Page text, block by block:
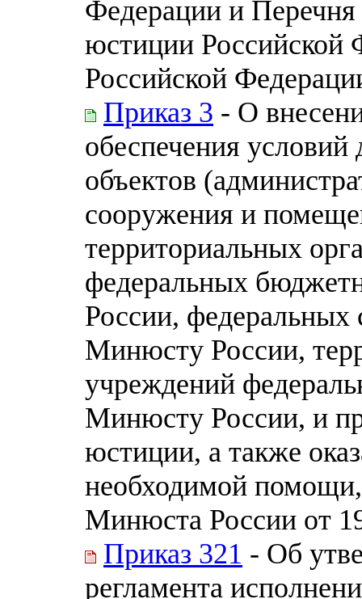
Федерации и
юстиции Российской
Российской
Приказ 3 - О
обеспечения
объектов
сооружения и
территориальных
федеральных
России,
Минюсту России,
учреждений
Минюсту России, и
юстиции, а также
необходимой
Минюста России от
Приказ 321 - Об
регламента